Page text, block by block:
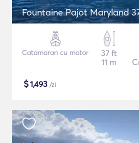
Fountaine Pajot Maryland
Catamaran cu motor
37 ft
11 m
$1,493 /zi